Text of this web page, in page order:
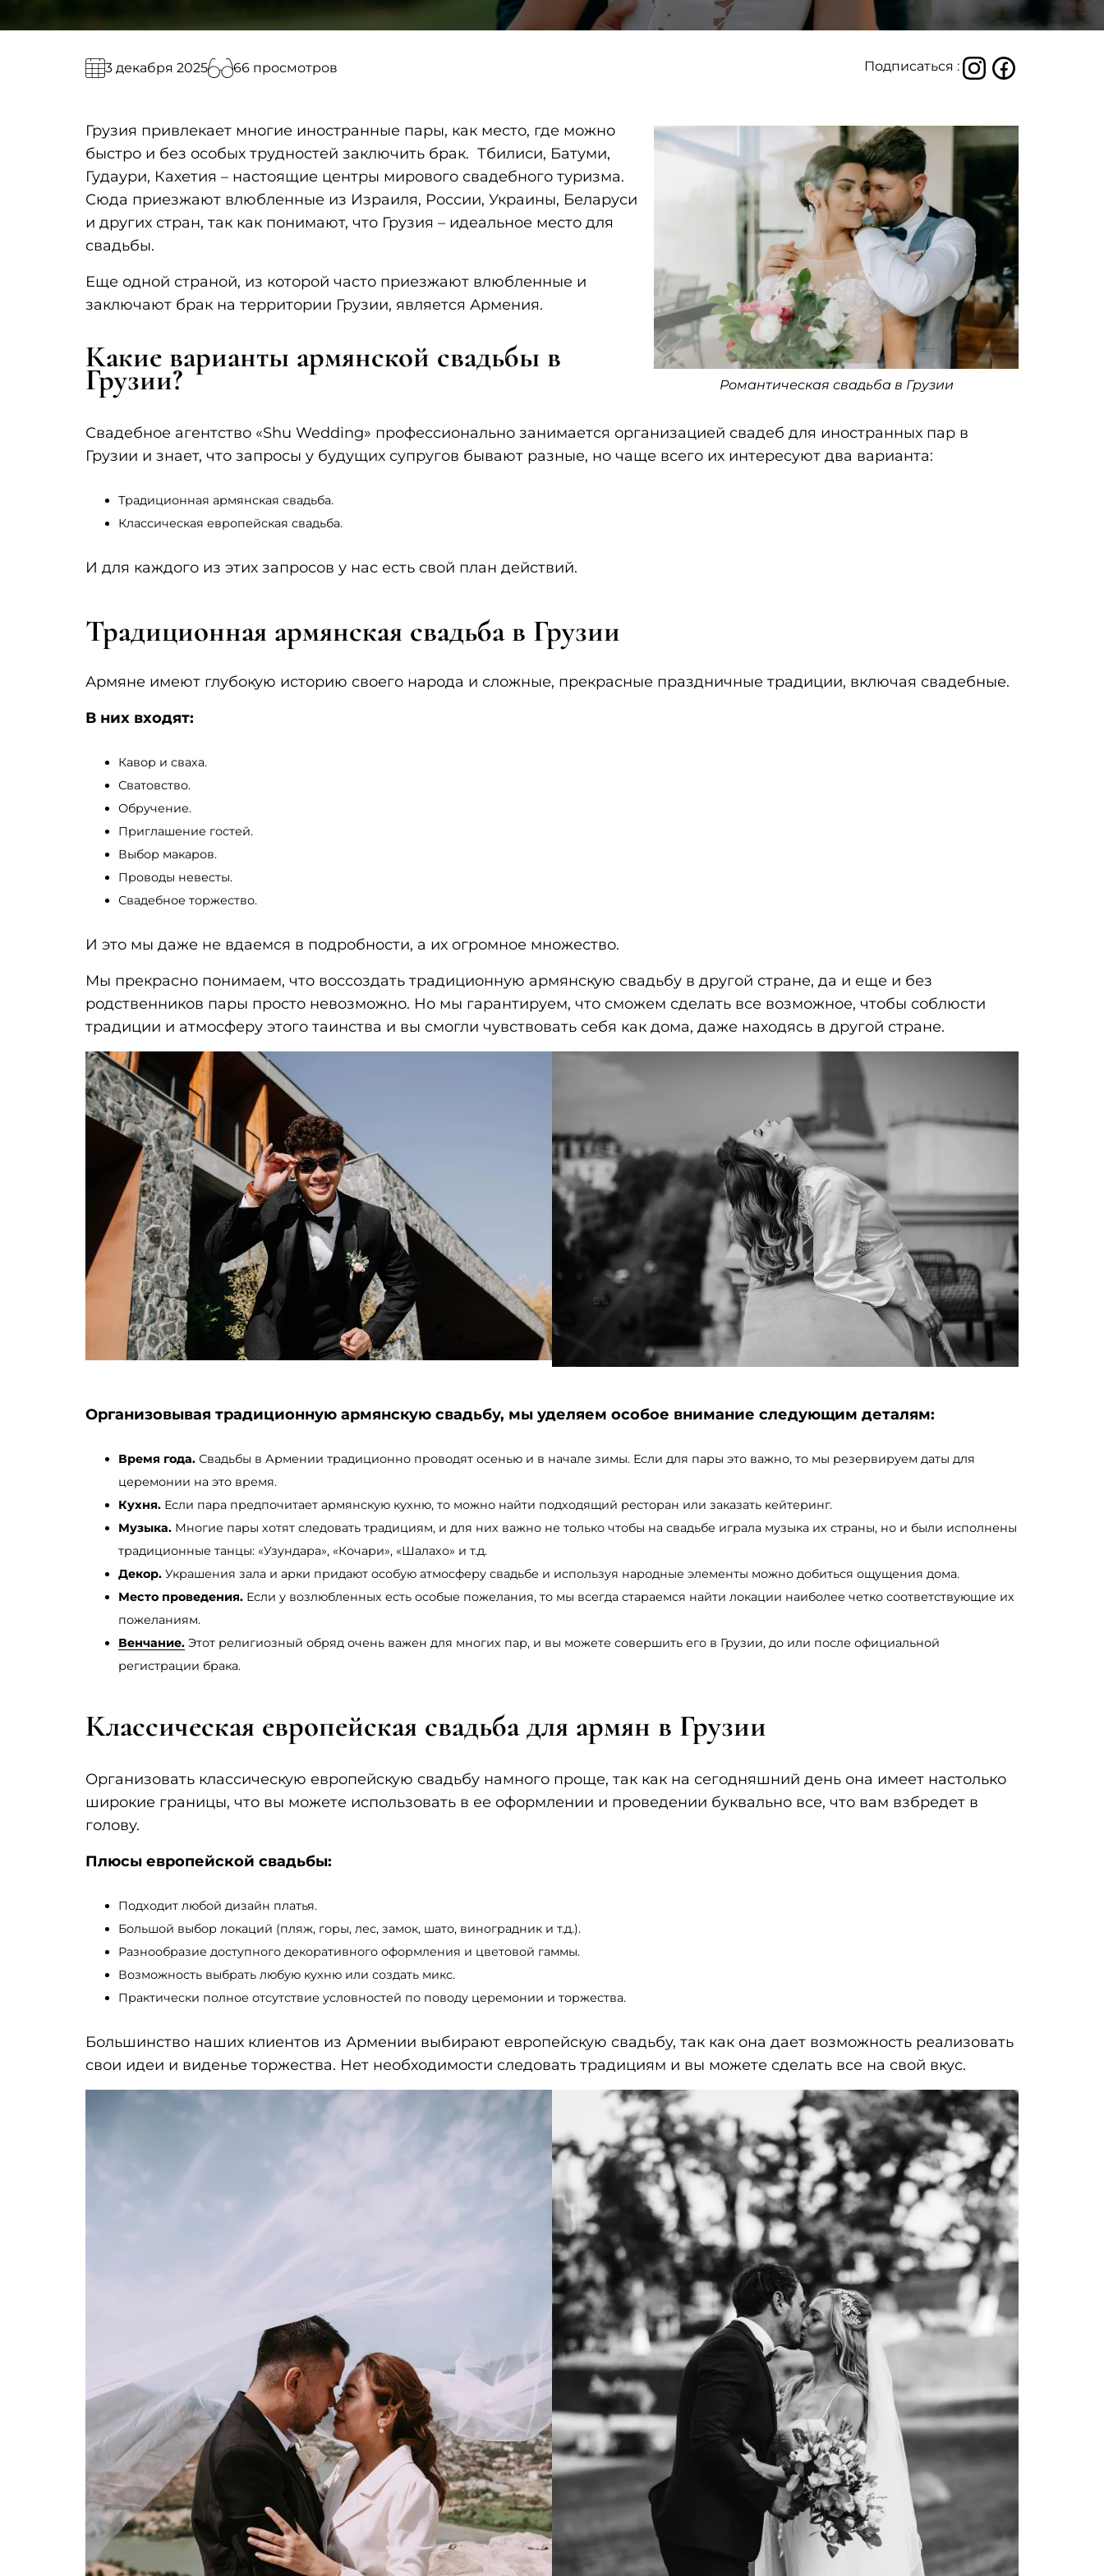
3 декабря 2025 66 просмотров Подписаться :
Романтическая свадьба в Грузии
Грузия привлекает многие иностранные пары, как место, где можно
быстро и без особых трудностей заключить брак. Тбилиси, Батуми,
Гудаури, Кахетия – настоящие центры мирового свадебного туризма.
Сюда приезжают влюбленные из Израиля, России, Украины, Беларуси
и других стран, так как понимают, что Грузия – идеальное место для
свадьбы.
Еще одной страной, из которой часто приезжают влюбленные и
заключают брак на территории Грузии, является Армения.
Какие варианты армянской свадьбы в
Грузии?
Свадебное агентство «Shu Wedding» профессионально занимается организацией свадеб для иностранных пар в
Грузии и знает, что запросы у будущих супругов бывают разные, но чаще всего их интересуют два варианта:
Традиционная армянская свадьба.
Классическая европейская свадьба.
И для каждого из этих запросов у нас есть свой план действий.
Традиционная армянская свадьба в Грузии
Армяне имеют глубокую историю своего народа и сложные, прекрасные праздничные традиции, включая свадебные.
В них входят:
Кавор и сваха.
Сватовство.
Обручение.
Приглашение гостей.
Выбор макаров.
Проводы невесты.
Свадебное торжество.
И это мы даже не вдаемся в подробности, а их огромное множество.
Мы прекрасно понимаем, что воссоздать традиционную армянскую свадьбу в другой стране, да и еще и без
родственников пары просто невозможно. Но мы гарантируем, что сможем сделать все возможное, чтобы соблюсти
традиции и атмосферу этого таинства и вы смогли чувствовать себя как дома, даже находясь в другой стране.
Организовывая традиционную армянскую свадьбу, мы уделяем особое внимание следующим деталям:
Время года. Свадьбы в Армении традиционно проводят осенью и в начале зимы. Если для пары это важно, то мы резервируем даты для
церемонии на это время.
Кухня. Если пара предпочитает армянскую кухню, то можно найти подходящий ресторан или заказать кейтеринг.
Музыка. Многие пары хотят следовать традициям, и для них важно не только чтобы на свадьбе играла музыка их страны, но и были исполнены
традиционные танцы: «Узундара», «Кочари», «Шалахо» и т.д.
Декор. Украшения зала и арки придают особую атмосферу свадьбе и используя народные элементы можно добиться ощущения дома.
Место проведения. Если у возлюбленных есть особые пожелания, то мы всегда стараемся найти локации наиболее четко соответствующие их
пожеланиям.
Венчание. Этот религиозный обряд очень важен для многих пар, и вы можете совершить его в Грузии, до или после официальной
регистрации брака.
Классическая европейская свадьба для армян в Грузии
Организовать классическую европейскую свадьбу намного проще, так как на сегодняшний день она имеет настолько
широкие границы, что вы можете использовать в ее оформлении и проведении буквально все, что вам взбредет в
голову.
Плюсы европейской свадьбы:
Подходит любой дизайн платья.
Большой выбор локаций (пляж, горы, лес, замок, шато, виноградник и т.д.).
Разнообразие доступного декоративного оформления и цветовой гаммы.
Возможность выбрать любую кухню или создать микс.
Практически полное отсутствие условностей по поводу церемонии и торжества.
Большинство наших клиентов из Армении выбирают европейскую свадьбу, так как она дает возможность реализовать
свои идеи и виденье торжества. Нет необходимости следовать традициям и вы можете сделать все на свой вкус.